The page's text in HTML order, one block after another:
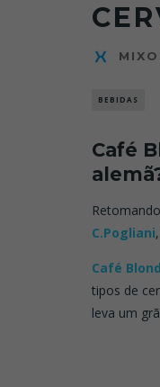
BEBIDAS
Café
C.Pogliani
Café Blond
tipos de
leva um